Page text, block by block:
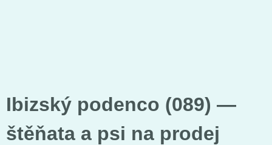
Ibizský podenco (089) —
štěňata a psi na prodej